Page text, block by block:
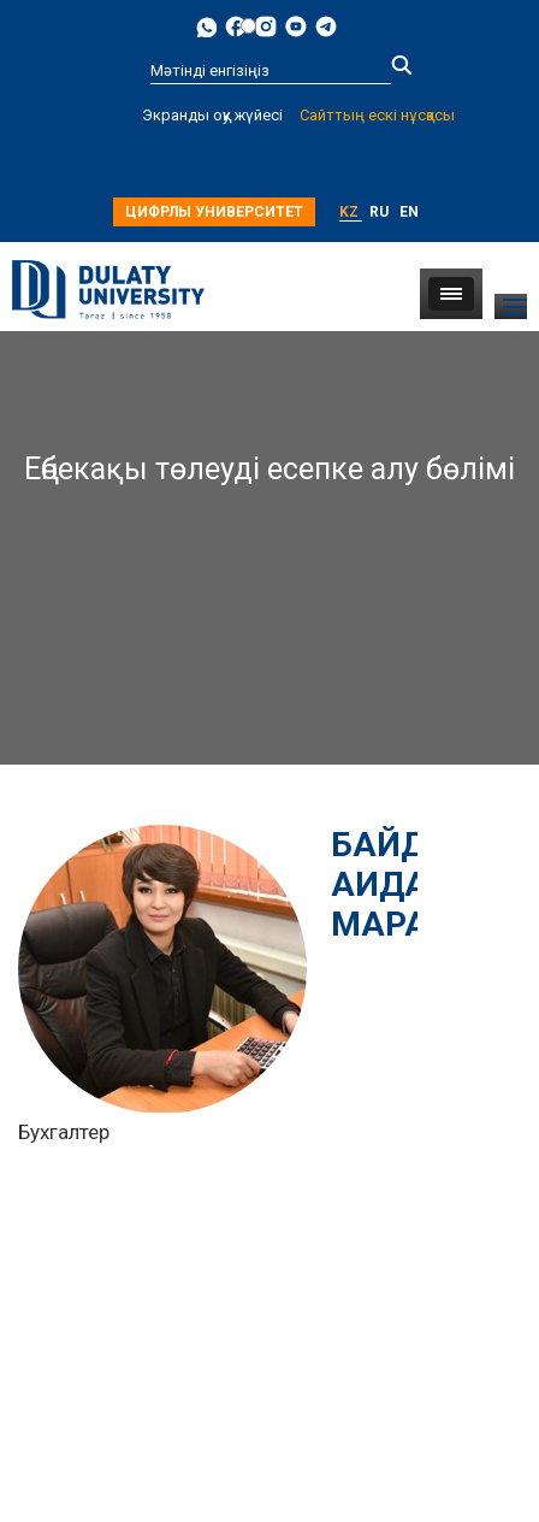
more
Экранды оқу жүйесі Сайттың ескі нұсқасы
ЦИФРЛЫ УНИВЕРСИТЕТ KZ RU EN
Еңбекақы төлеуді есепке алу бөлімі
АИДА
МАРАТОВНА
Бухгалтер